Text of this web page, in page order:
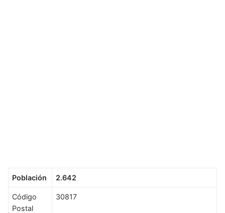
Población 2.642
Código
Postal
30817